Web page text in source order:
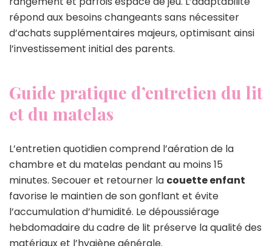
répond aux besoins changeants sans nécessiter
d’achats supplémentaires majeurs, optimisant ainsi
l’investissement initial des parents.
Guide pratique d’entretien du lit
et du matelas
L’entretien quotidien comprend l’aération de la
chambre et du matelas pendant au moins 15
minutes. Secouer et retourner la couette enfant
favorise le maintien de son gonflant et évite
l’accumulation d’humidité. Le dépoussiérage
hebdomadaire du cadre de lit préserve la qualité des